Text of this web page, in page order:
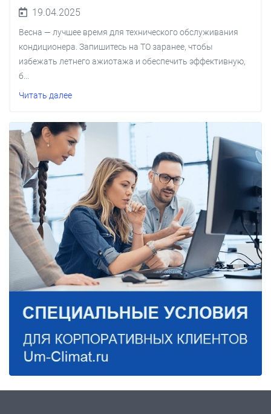
19.04.2025
Весна — лучшее время для технического обслуживания
кондиционера. Запишитесь на ТО заранее, чтобы
избежать летнего ажиотажа и обеспечить эффективную,
б...
Читать далее